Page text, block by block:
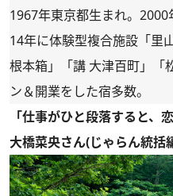
1967年東京都生まれ。2000
14年に体験型複合施設「里
根本箱」「講 大津百町」「
ン＆開業をした宿多数。
「仕事がひと段落すると、
大橋菜央さん(じゃらん統括